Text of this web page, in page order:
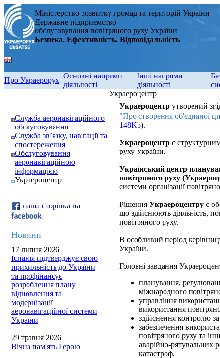
Міністерство розвитку громад та територій України
Державне підприємство
обслуговування повітряного руху України
Безпека. Ефективність. Відповідальність
Про Украерорух
Основні напрями
діяльності
Інші напрями
діяльності
Служба аеронавігаційного
обслуговування
Служба зв’язку, навігації та
спостереження
Обслуговування
аеронавігаційною
інформацією
Украероцентр
наша сторінка на
Новини
17 липня 2026
Іспанія підтверджує свою
прихильність до України
та профінансує
розроблення плану
відновлення та
модернізації
аеронавігаційної системи
України
29 травня 2026
Вічна пам'ять Герою
Украероцентр
Украероцентр утворений
"Про створення об'єднаної
148Kb).
Украероцентр є
руху України.
Український центр
повітряного руху
системи організації
Рішення Украероцентру є
що здійснюють діяльність,
повітряного руху.
В особливий період
України.
Головні завдання
планування,
міжнародного
управління
використання
здійснення контролю
забезпечення
повітряного руху та
аварійно-рятувальних
катастроф.